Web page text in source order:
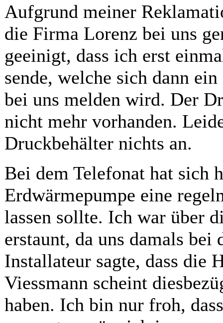
Aufgrund meiner
die Firma Lorenz bei uns
geeinigt, dass ich erst
sende, welche sich dann
bei uns melden wird. Der
nicht mehr vorhanden.
Druckbehälter nichts an.
Bei dem Telefonat hat sich
Erdwärmepumpe eine
lassen sollte. Ich war über
erstaunt, da uns damals
Installateur sagte, dass die
Viessmann scheint
haben. Ich bin nur froh,